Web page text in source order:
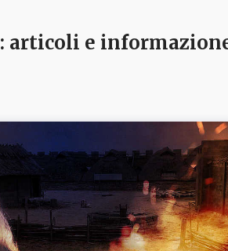
: articoli e